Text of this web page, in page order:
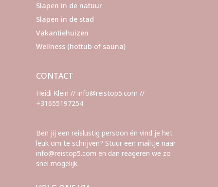
Slapen in de natuur
Slapen in de stad
Vakantiehuizen
Wellness (hottub of sauna)
CONTACT
Heidi Klein // info@reistop5.com //
+31655197254
Ben jij een reislustig persoon én vind je het
leuk om te schrijven? Stuur een mailtje naar
info@reistop5.com en dan reageren we zo
snel mogelijk.